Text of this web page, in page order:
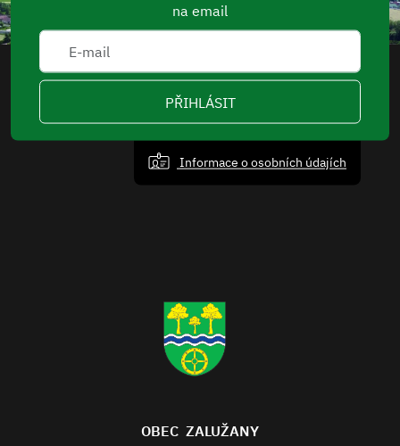
na email
PŘIHLÁSIT
Informace o osobních údajích
OBEC ZALUŽANY